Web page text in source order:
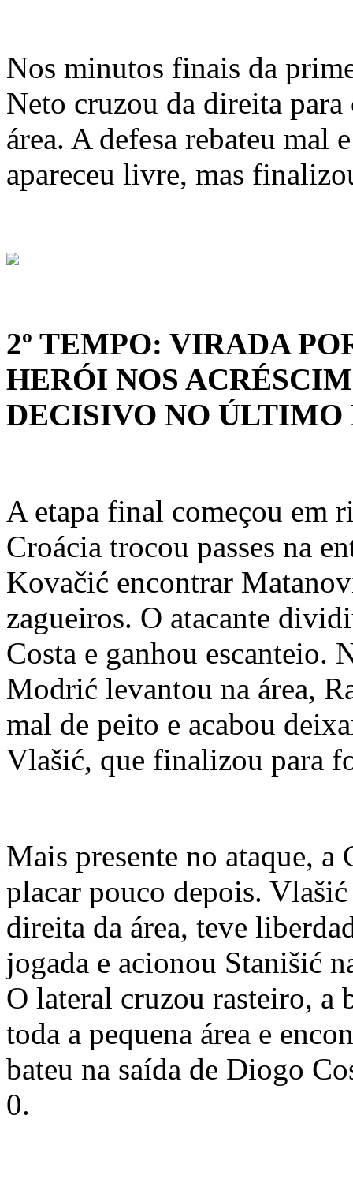
Nos minutos finais da
Neto cruzou da direita
área. A defesa rebateu mal
apareceu livre, mas
2º TEMPO: VIRADA
HERÓI NOS
DECISIVO NO ÚLTIMO
A etapa final começou em
Croácia trocou passes na
Kovačić encontrar
zagueiros. O atacante
Costa e ganhou escanteio.
Modrić levantou na área,
mal de peito e acabou
Vlašić, que finalizou para
Mais presente no ataque, a
placar pouco depois. Vlašić
direita da área, teve
jogada e acionou Stanišić
O lateral cruzou rasteiro, a
toda a pequena área e
bateu na saída de Diogo
0.